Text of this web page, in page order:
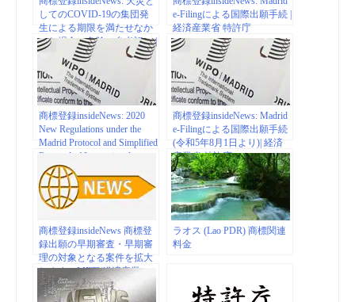
してのCOVID-19の集団発
生による期限を満たせなか
った場合の免除（参考訳） |
経済産業省 特許庁
e-Filingによる国際出願手続 |
経済産業省 特許庁
商標登録insideNews: 2020
New Regulations under the
Madrid Protocol and Simplified
Renewal of International
Registrations | WIPO
商標登録insideNews: Madrid
e-Filingによる国際出願手続
(令和5年8月1日より)| 経済
産業省 特許庁
商標登録insideNews 商標登
録出願の早期審査・早期審
理の対象となる案件を拡大
します（METI/経済産業
省）
ラオス (Lao PDR) 商標関連
料金